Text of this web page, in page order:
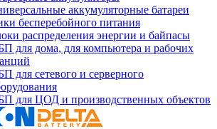
аккумуляторные батареи
бесперебойного питания
распределения энергии и байпасы
для дома, для компьютера и рабочих
для сетевого и серверного
для ЦОД и производственных объектов